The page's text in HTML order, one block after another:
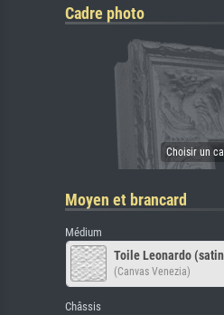
Cadre photo
Moyen et brancard
Médium
Toile Leonardo
(Canvas Venezia)
Châssis